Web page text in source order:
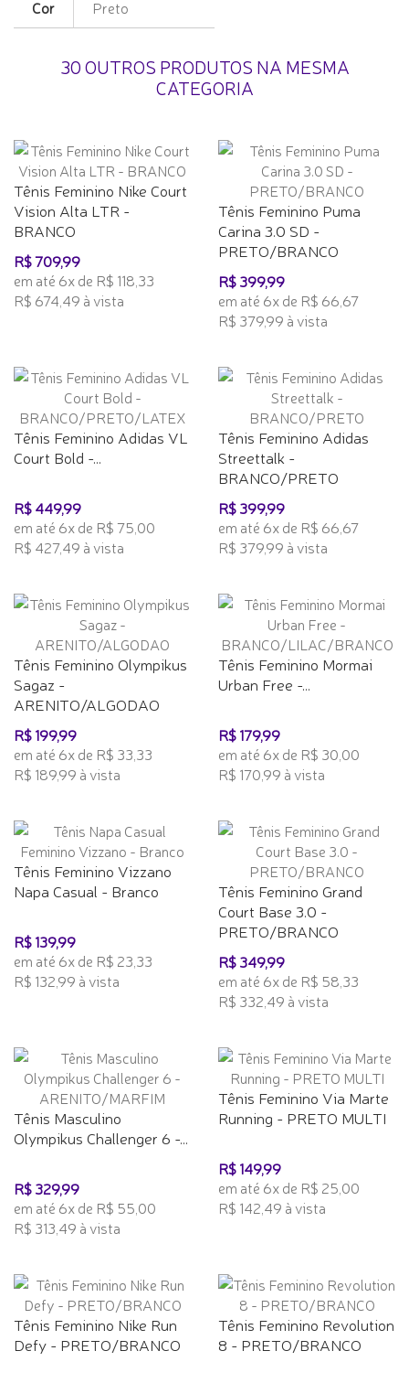
Cor Preto
30 OUTROS PRODUTOS NA MESMA
CATEGORIA
Tênis Feminino Nike Court
Vision Alta LTR -
BRANCO
R$ 709,99
em até 6x de R$ 118,33
R$ 674,49 à vista
Tênis Feminino Puma
Carina 3.0 SD -
PRETO/BRANCO
R$ 399,99
em até 6x de R$ 66,67
R$ 379,99 à vista
Tênis Feminino Adidas VL
Court Bold -...
R$ 449,99
em até 6x de R$ 75,00
R$ 427,49 à vista
Tênis Feminino Adidas
Streettalk -
BRANCO/PRETO
R$ 399,99
em até 6x de R$ 66,67
R$ 379,99 à vista
Tênis Feminino Olympikus
Sagaz -
ARENITO/ALGODAO
R$ 199,99
em até 6x de R$ 33,33
R$ 189,99 à vista
Tênis Feminino Mormai
Urban Free -...
R$ 179,99
em até 6x de R$ 30,00
R$ 170,99 à vista
Tênis Feminino Vizzano
Napa Casual - Branco
R$ 139,99
em até 6x de R$ 23,33
R$ 132,99 à vista
Tênis Feminino Grand
Court Base 3.0 -
PRETO/BRANCO
R$ 349,99
em até 6x de R$ 58,33
R$ 332,49 à vista
Tênis Masculino
Olympikus Challenger 6 -...
R$ 329,99
em até 6x de R$ 55,00
R$ 313,49 à vista
Tênis Feminino Via Marte
Running - PRETO MULTI
R$ 149,99
em até 6x de R$ 25,00
R$ 142,49 à vista
Tênis Feminino Nike Run
Defy - PRETO/BRANCO
Tênis Feminino Revolution
8 - PRETO/BRANCO